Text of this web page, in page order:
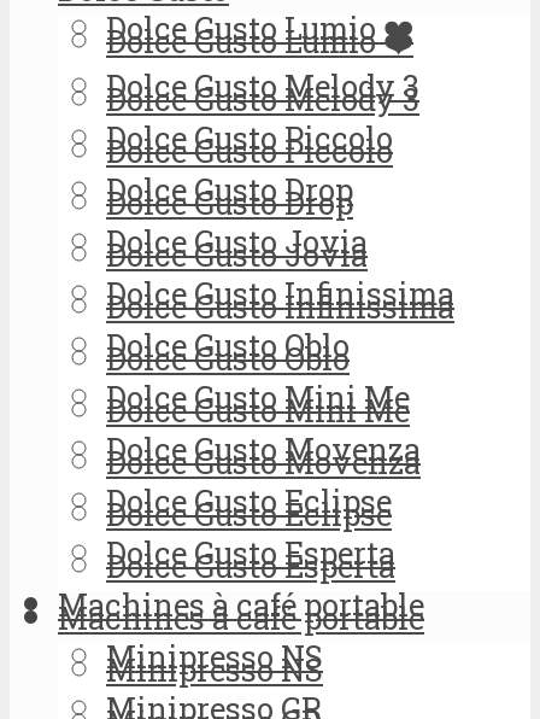
Dolce Gusto Lumio ❤️
Dolce Gusto Melody 3
Dolce Gusto Piccolo
Dolce Gusto Drop
Dolce Gusto Jovia
Dolce Gusto Infinissima
Dolce Gusto Oblo
Dolce Gusto Mini Me
Dolce Gusto Movenza
Dolce Gusto Eclipse
Dolce Gusto Esperta
Machines à café portable
Minipresso NS
Minipresso GR
Dolce Gusto Lumio ❤️
Dolce Gusto Melody 3
Dolce Gusto Piccolo
Dolce Gusto Drop
Dolce Gusto Jovia
Dolce Gusto Infinissima
Dolce Gusto Oblo
Dolce Gusto Mini Me
Dolce Gusto Movenza
Dolce Gusto Eclipse
Dolce Gusto Esperta
Machines à café portable
Minipresso NS